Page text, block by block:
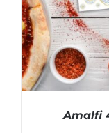
Amalfi